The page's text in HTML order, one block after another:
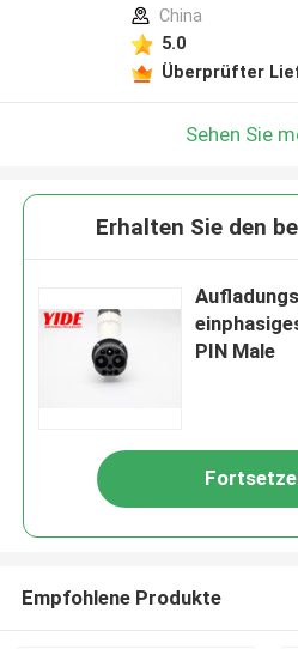
China
5.0
Überprüfter
Sehen Sie
Erhalten Sie den
PIN Male
Empfohlene Produkte